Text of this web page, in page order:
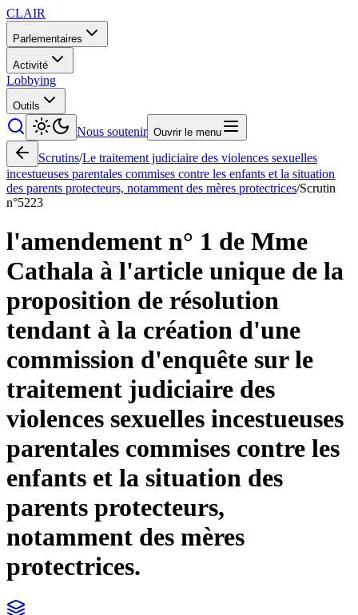
CLAIR
Parlementaires
Activité
Lobbying
Outils
Nous soutenir Ouvrir le menu
Scrutins/Le traitement judiciaire des violences sexuelles
incestueuses parentales commises contre les enfants et la situation
des parents protecteurs, notamment des mères protectrices/Scrutin
n°5223
l'amendement n° 1 de Mme
Cathala à l'article unique de la
proposition de résolution
tendant à la création d'une
commission d'enquête sur le
traitement judiciaire des
violences sexuelles incestueuses
parentales commises contre les
enfants et la situation des
parents protecteurs,
notamment des mères
protectrices.